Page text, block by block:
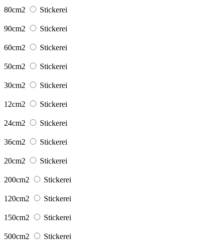
80cm2 Stickerei
90cm2 Stickerei
60cm2 Stickerei
50cm2 Stickerei
30cm2 Stickerei
12cm2 Stickerei
24cm2 Stickerei
36cm2 Stickerei
20cm2 Stickerei
200cm2 Stickerei
120cm2 Stickerei
150cm2 Stickerei
500cm2 Stickerei